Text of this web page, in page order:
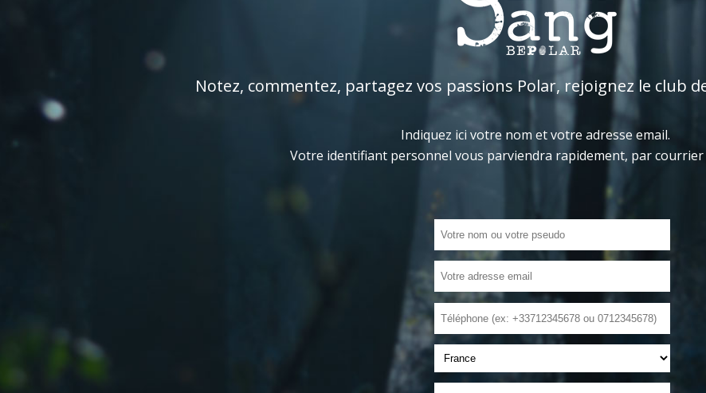
Notez, commentez, partagez vos passions Polar, rejoignez le club
Indiquez ici votre nom et votre adresse email.
Votre identifiant personnel vous parviendra rapidement, par